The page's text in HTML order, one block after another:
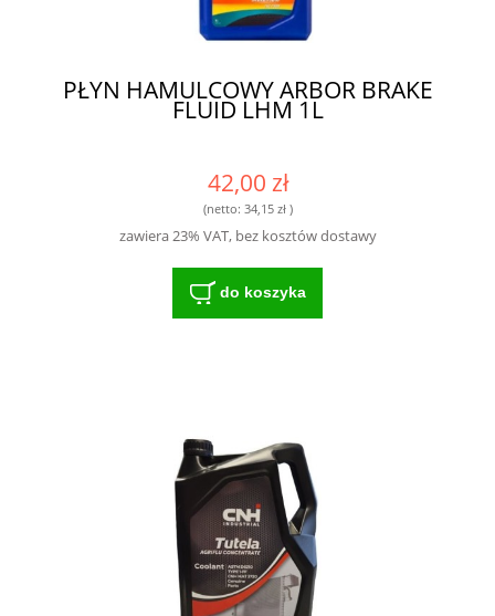
PŁYN HAMULCOWY ARBOR BRAKE
FLUID LHM 1L
42,00 zł
(netto: 34,15 zł)
zawiera 23% VAT, bez kosztów dostawy
do koszyka